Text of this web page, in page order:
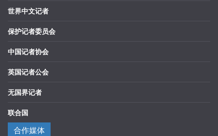
世界中文记者
保护记者委员会
中国记者协会
英国记者公会
无国界记者
联合国
合作媒体